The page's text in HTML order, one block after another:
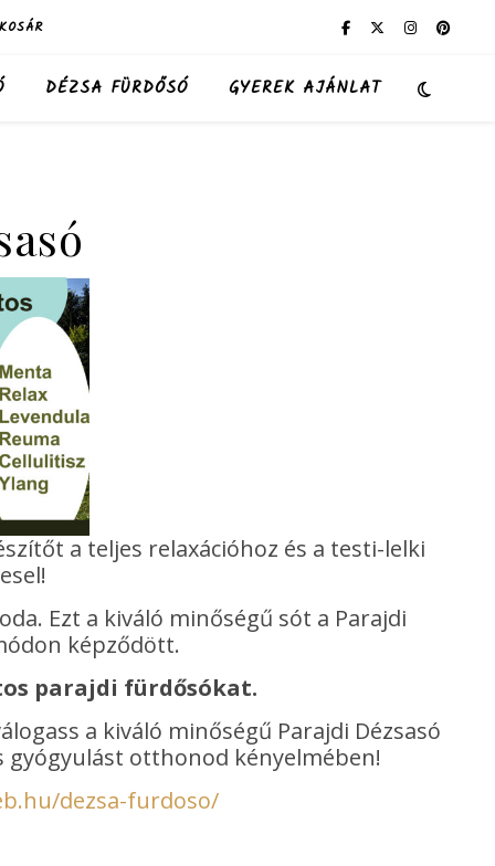
KOSÁR
DÉZSA FÜRDŐSÓ GYEREK AJÁNLAT
a teljes relaxációhoz és a testi-lelki
Ezt a kiváló minőségű sót a Parajdi
képződött.
parajdi fürdősókat.
a kiváló minőségű Parajdi Dézsasó
gyógyulást otthonod kényelmében!
dezsa-furdoso/